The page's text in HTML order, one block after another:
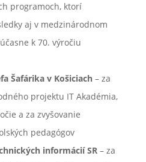
programoch, ktorí
aj v medzinárodnom
k 70. výročiu
Šafárika v Košiciach– za
projektu IT Akadémia,
a za zvyšovanie
pedagógov
informácií SR– za